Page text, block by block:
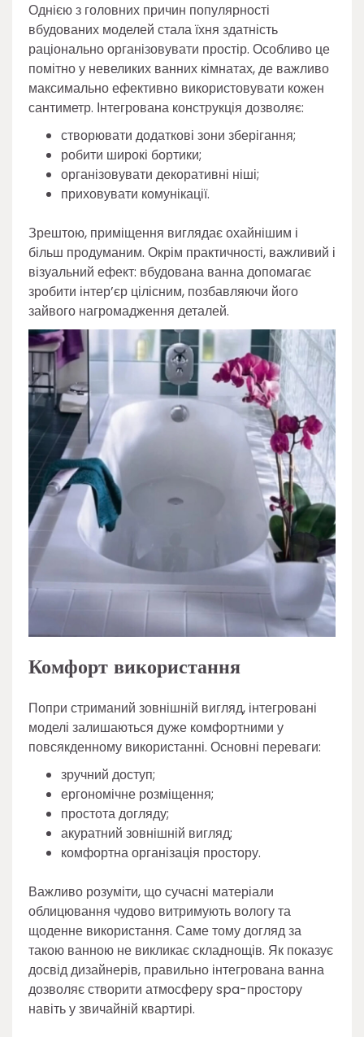
Однією з головних причин популярності
вбудованих моделей стала їхня здатність
раціонально організовувати простір. Особливо це
помітно у невеликих ванних кімнатах, де важливо
максимально ефективно використовувати кожен
сантиметр. Інтегрована конструкція дозволяє:
створювати додаткові зони зберігання;
робити широкі бортики;
організовувати декоративні ніші;
приховувати комунікації.
Зрештою, приміщення виглядає охайнішим і
більш продуманим. Окрім практичності, важливий і
візуальний ефект: вбудована ванна допомагає
зробити інтер’єр цілісним, позбавляючи його
зайвого нагромадження деталей.
Комфорт використання
Попри стриманий зовнішній вигляд, інтегровані
моделі залишаються дуже комфортними у
повсякденному використанні. Основні переваги:
зручний доступ;
ергономічне розміщення;
простота догляду;
акуратний зовнішній вигляд;
комфортна організація простору.
Важливо розуміти, що сучасні матеріали
облицювання чудово витримують вологу та
щоденне використання. Саме тому догляд за
такою ванною не викликає складнощів. Як показує
досвід дизайнерів, правильно інтегрована ванна
дозволяє створити атмосферу spa-простору
навіть у звичайній квартирі.